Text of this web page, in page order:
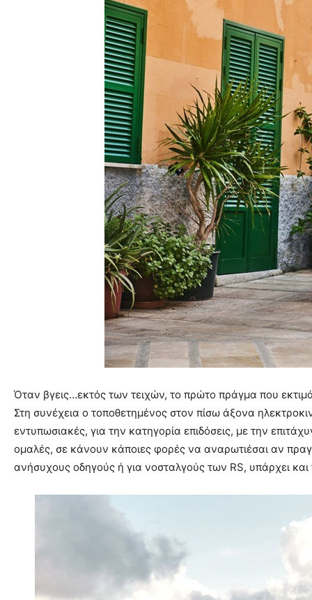
Όταν βγεις…εκτός των τειχών, το πρώτο πράγμα που
Στη συνέχεια ο τοποθετημένος στον πίσω άξονα
εντυπωσιακές, για την κατηγορία επιδόσεις, με την
ομαλές, σε κάνουν κάποιες φορές να αναρωτιέσαι αν
ανήσυχους οδηγούς ή για νοσταλγούς των RS, υπάρχει